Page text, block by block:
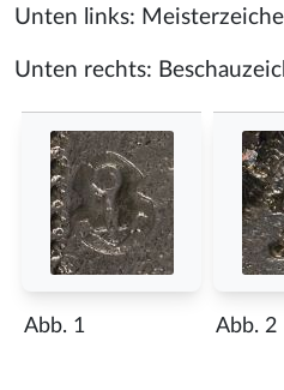
Unten links:
Unten rechts:
Abb. 1 Abb. 2